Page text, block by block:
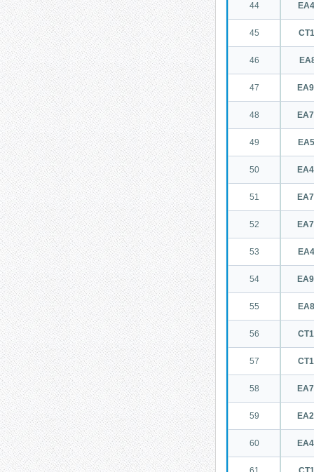
44
45
46
47
48
49
50
51
52
53
54
55
56
57
58
59
60